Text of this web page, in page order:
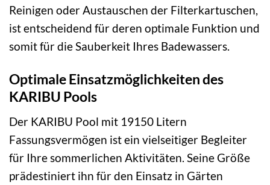
Reinigen oder Austauschen der Filterkartuschen,
ist entscheidend für deren optimale Funktion und
somit für die Sauberkeit Ihres Badewassers.
Optimale Einsatzmöglichkeiten des
KARIBU Pools
Der KARIBU Pool mit 19150 Litern
Fassungsvermögen ist ein vielseitiger Begleiter
für Ihre sommerlichen Aktivitäten. Seine Größe
prädestiniert ihn für den Einsatz in Gärten